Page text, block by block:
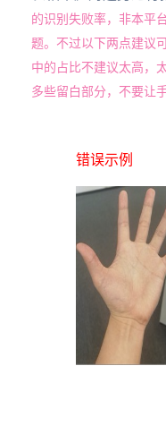
的识别失败率，非本平
题。不过以下两点建议
中的占比不建议太高，
多些留白部分，不要让
错误示例